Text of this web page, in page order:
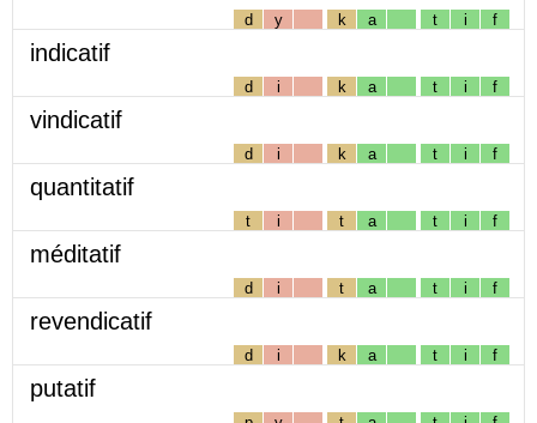
d y k a t i f
indicatif
d i k a t i f
vindicatif
d i k a t i f
quantitatif
t i t a t i f
méditatif
d i t a t i f
revendicatif
d i k a t i f
putatif